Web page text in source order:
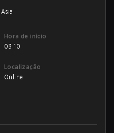
Hora de início
03:10
Localização
Online